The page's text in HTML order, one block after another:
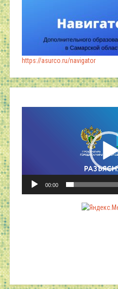
https://asurco.ru/navigator
00:00